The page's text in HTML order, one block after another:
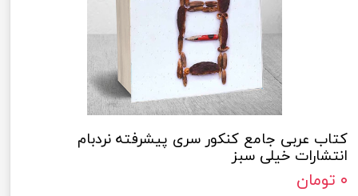
کتاب عربی جامع کنکور سری پیشرفته نردبام
انتشارات خیلی سبز
۰ تومان